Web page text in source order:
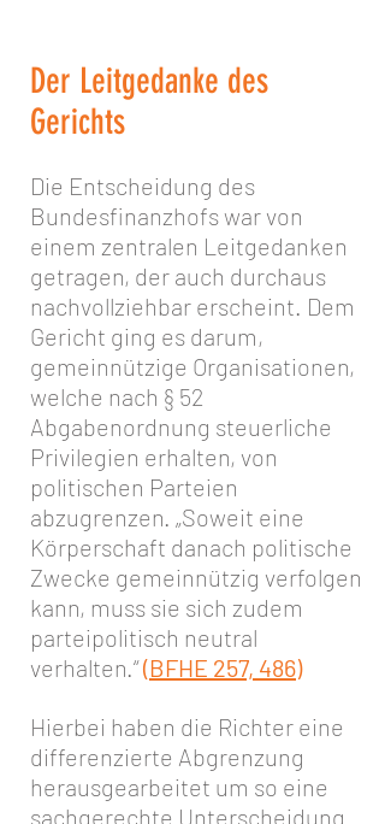
Der Leitgedanke des
Gerichts
Die Entscheidung des
Bundesfinanzhofs war von
einem zentralen Leitgedanken
getragen, der auch durchaus
nachvollziehbar erscheint. Dem
Gericht ging es darum,
gemeinnützige Organisationen,
welche nach § 52
Abgabenordnung steuerliche
Privilegien erhalten, von
politischen Parteien
abzugrenzen. „Soweit eine
Körperschaft danach politische
Zwecke gemeinnützig verfolgen
kann, muss sie sich zudem
parteipolitisch neutral
verhalten.“(BFHE 257, 486)
Hierbei haben die Richter eine
differenzierte Abgrenzung
herausgearbeitet um so eine
sachgerechte Unterscheidung